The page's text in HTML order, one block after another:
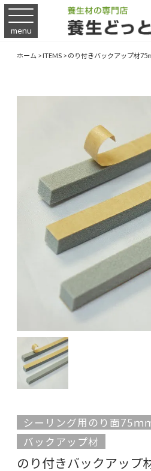
menu
ホーム>ITEMS>のり付きバックアップ材
シーリング用のり面75ｍ
バックアップ材
のり付きバックアップ